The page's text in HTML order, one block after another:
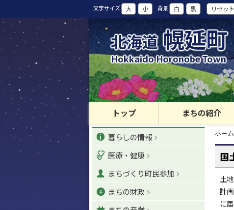
へ
カ
テ
・
メ
ニ
ー
北海道 幌延町
Hokkaido Horonobe Town
文字サイズ 大 小 背景 白 黒 リセット
トップ まちの紹介
現
在
位
階
ホーム
国
土
計
に
カ
テ
ゴ
リ
ー
暮らしの情報
医療・健康
まちづくり町民参加
まちの財政